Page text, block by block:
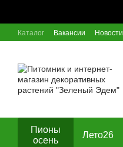
Каталог Вакансии Новости
Пионы
осень
Лето26